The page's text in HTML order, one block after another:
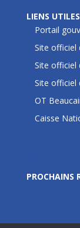
LIENS UTILES
Portail
Site officiel
Site officiel
Site officiel
OT
Caisse
PROCHAINS